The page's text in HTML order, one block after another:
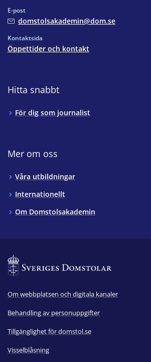
E-post
domstolsakademin@dom.se
Kontaktsida
Öppettider och kontakt
Hitta snabbt
För dig som journalist
Mer om oss
Våra utbildningar
Internationellt
Om Domstolsakademin
Om webbplatsen och digitala kanaler
Behandling av personuppgifter
Tillgänglighet för domstol.se
Visselblåsning